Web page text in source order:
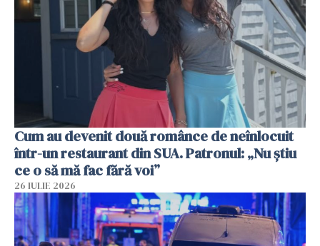
Cum au devenit două românce de neînlocuit
într-un restaurant din SUA. Patronul: „Nu știu
ce o să mă fac fără voi”
26 IULIE 2026